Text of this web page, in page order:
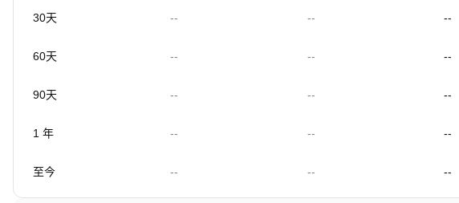
30天 -- -- --
60天 -- -- --
90天 -- -- --
1 年 -- -- --
至今 -- -- --